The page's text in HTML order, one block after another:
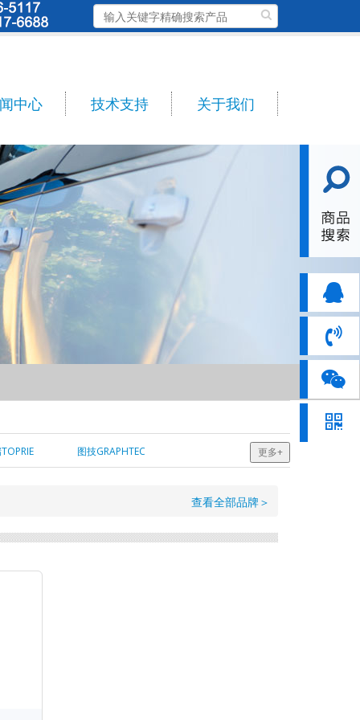
中心 技术支持 关于我们
图技GRAPHTEC 更多+
查看全部品牌＞